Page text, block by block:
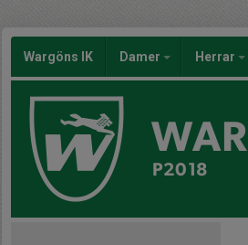
Wargöns IK Damer Herrar
P2018